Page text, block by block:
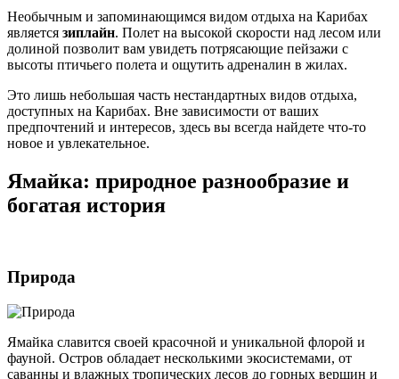
Необычным и запоминающимся видом отдыха на Карибах
является зиплайн. Полет на высокой скорости над лесом или
долиной позволит вам увидеть потрясающие пейзажи с
высоты птичьего полета и ощутить адреналин в жилах.
Это лишь небольшая часть нестандартных видов отдыха,
доступных на Карибах. Вне зависимости от ваших
предпочтений и интересов, здесь вы всегда найдете что-то
новое и увлекательное.
Ямайка: природное разнообразие и
богатая история
Природа
Ямайка славится своей красочной и уникальной флорой и
фауной. Остров обладает несколькими экосистемами, от
саванны и влажных тропических лесов до горных вершин и